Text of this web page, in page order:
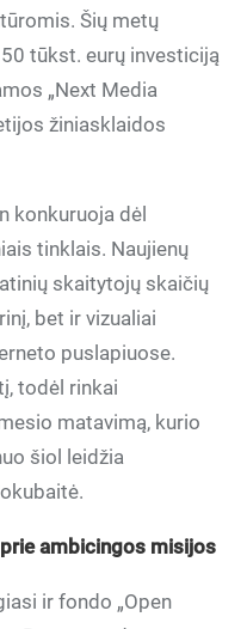
Šių metų
tūkst. eurų investiciją
„Next Media
žiniasklaidos
konkuruoja dėl
tinklais. Naujienų
skaitytojų skaičių
bet ir vizualiai
puslapiuose.
todėl rinkai
matavimą, kurio
šiol leidžia
ambicingos misijos
ir fondo „Open